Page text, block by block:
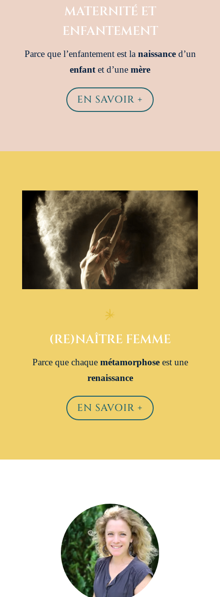
MATERNITÉ ET
ENFANTEMENT
Parce que l’enfantement est la naissanced’un
enfant et d’une mère
EN SAVOIR +
(RE)NAÎTRE FEMME
Parce que chaque métamorphoseest une
renaissance
EN SAVOIR +